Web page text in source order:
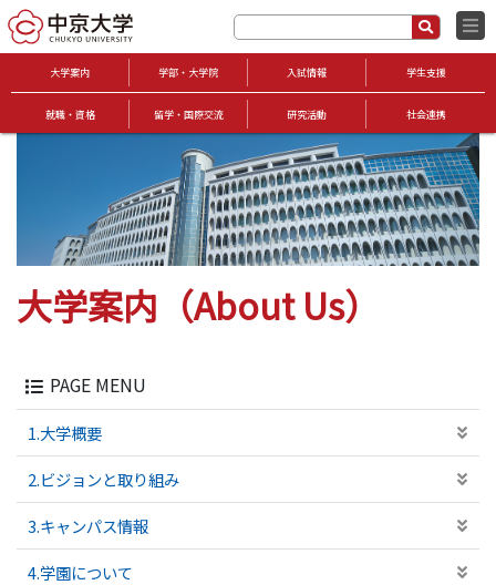
大学案内 学部・大学院 入試情報 学生支援
就職・資格 留学・国際交流 研究活動 社会連携
大学案内（About Us）
PAGE MENU
1.大学概要
2.ビジョンと取り組み
3.キャンパス情報
4.学園について